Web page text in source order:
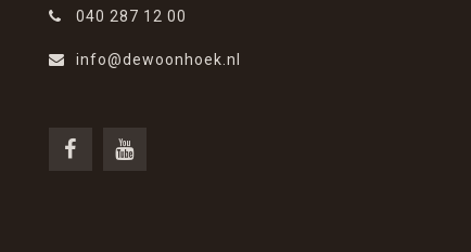
040 287 12 00
info@dewoonhoek.nl